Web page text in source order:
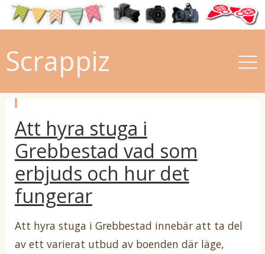
Scrappiz
u
b
l
i
c
e
r
a
t
Att hyra stuga i
Grebbestad vad som
erbjuds och hur det
fungerar
Att hyra stuga i Grebbestad innebär att ta del
av ett varierat utbud av boenden där läge,